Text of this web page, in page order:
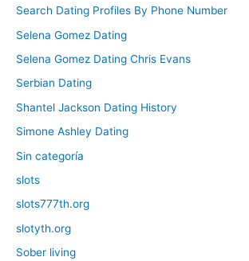
Search Dating Profiles By Phone Number
Selena Gomez Dating
Selena Gomez Dating Chris Evans
Serbian Dating
Shantel Jackson Dating History
Simone Ashley Dating
Sin categoría
slots
slots777th.org
slotyth.org
Sober living